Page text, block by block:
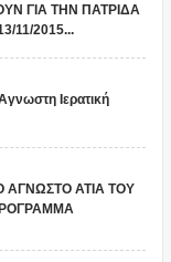
ΓΙΑ ΤΗΝ ΠΑΤΡΙΔΑ
11/2015...
Ιερατική
ΑΤΙΑ ΤΟΥ